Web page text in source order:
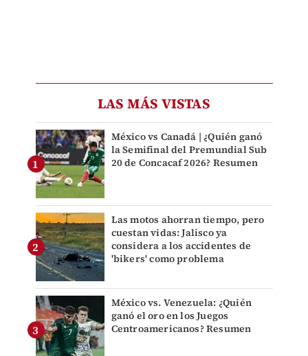
LAS MÁS VISTAS
México vs Canadá | ¿Quién ganó
la Semifinal del Premundial Sub
20 de Concacaf 2026? Resumen
Las motos ahorran tiempo, pero
cuestan vidas: Jalisco ya
considera a los accidentes de
'bikers' como problema
México vs. Venezuela: ¿Quién
ganó el oro en los Juegos
Centroamericanos? Resumen